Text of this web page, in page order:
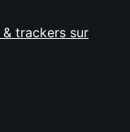
trackers sur